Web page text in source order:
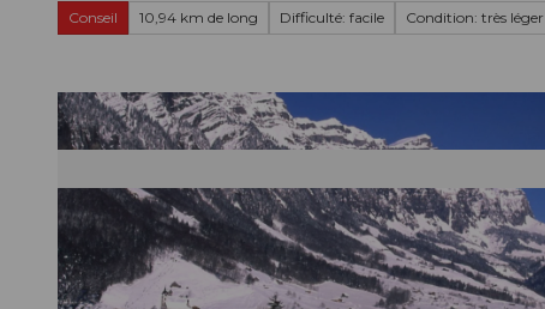
Conseil 10,94 km de long Difficulté: facile Condition: très léger